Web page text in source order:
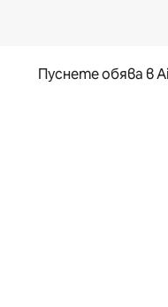
Пуснете обява в